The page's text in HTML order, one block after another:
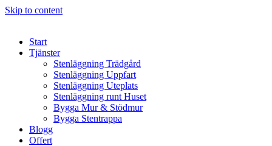
Skip to content
Start
Tjänster
Stenläggning Trädgård
Stenläggning Uppfart
Stenläggning Uteplats
Stenläggning runt Huset
Bygga Mur & Stödmur
Bygga Stentrappa
Blogg
Offert